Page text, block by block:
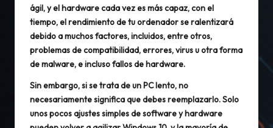
ágil, y el hardware cada vez es más capaz, con el
tiempo, el rendimiento de tu ordenador se ralentizará
debido a muchos factores, incluidos, entre otros,
problemas de compatibilidad, errores, virus u otra forma
de malware, e incluso fallos de hardware.
Sin embargo, si se trata de un PC lento, no
necesariamente significa que debes reemplazarlo. Solo
unos pocos ajustes simples de software y hardware